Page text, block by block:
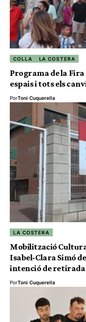
COLLA LA COSTERA
Programa de la
espais i tots els
PorToni Cuquerella
LA COSTERA
Mobilització
Isabel-Clara Simó
intenció de retirada
PorToni Cuquerella